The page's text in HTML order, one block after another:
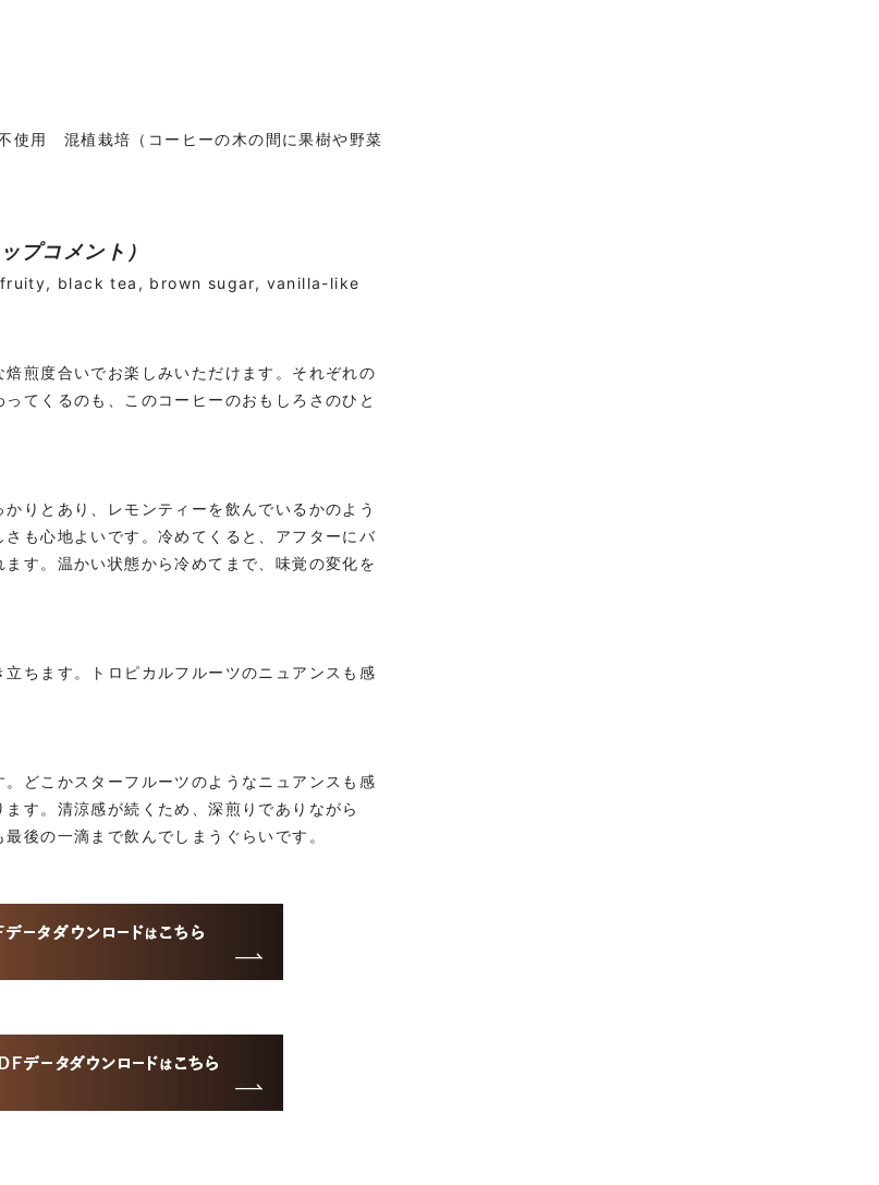
使用 混植栽培（コーヒーの木の間に果樹や野菜
コメント）
black tea, brown sugar, vanilla-like
煎度合いでお楽しみいただけます。それぞれの
てくるのも、このコーヒーのおもしろさのひと
りとあり、レモンティーを飲んでいるかのよう
も心地よいです。冷めてくると、アフターにバ
す。温かい状態から冷めてまで、味覚の変化を
ちます。トロピカルフルーツのニュアンスも感
どこかスターフルーツのようなニュアンスも感
す。清涼感が続くため、深煎りでありながら
後の一滴まで飲んでしまうぐらいです。